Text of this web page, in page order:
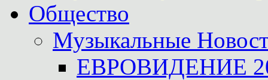
Общество
Музыкальные
ЕВРОВИДЕНИЕ